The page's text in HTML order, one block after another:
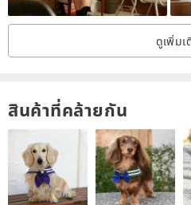
pesticides and is dyed without
garment is designed for
biodegradability.
Strict selection of raw material
Recycled 3. Remanufactured, with
through entirely physical
chemical processes.
ดูเพิ่มเ
สินค้าที่คล้ายกัน